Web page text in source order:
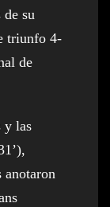
de su
triunfo 4-
de
y las
anotaron